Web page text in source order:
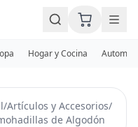
Hogar y Cocina
/Artículos y Accesorios/
de Algodón